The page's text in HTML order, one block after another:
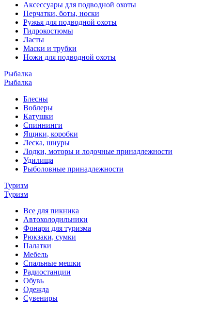
Аксессуары для подводной охоты
Перчатки, боты, носки
Ружья для подводной охоты
Гидрокостюмы
Ласты
Маски и трубки
Ножи для подводной охоты
Рыбалка
Рыбалка
Блесны
Воблеры
Катушки
Спиннинги
Ящики, коробки
Леска, шнуры
Лодки, моторы и лодочные принадлежности
Удилища
Рыболовные принадлежности
Туризм
Туризм
Все для пикника
Автохолодильники
Фонари для туризма
Рюкзаки, сумки
Палатки
Мебель
Спальные мешки
Радиостанции
Обувь
Одежда
Сувениры